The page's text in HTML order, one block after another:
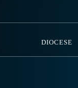
DIOCESE